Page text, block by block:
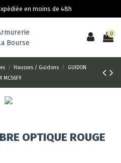
en moins de 48h
0
Hausses / Guidons
GUIDON
MC56F9
OPTIQUE ROUGE